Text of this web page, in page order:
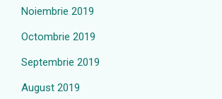
Noiembrie 2019
Octombrie 2019
Septembrie 2019
August 2019